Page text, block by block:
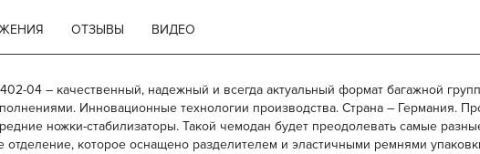
ОТЗЫВЫ ВИДЕО
04 – качественный, надежный и всегда актуальный формат багажной
Инновационные технологии производства. Страна – Германия.
ножки-стабилизаторы. Такой чемодан будет преодолевать самые
которое оснащено разделителем и эластичными ремнями